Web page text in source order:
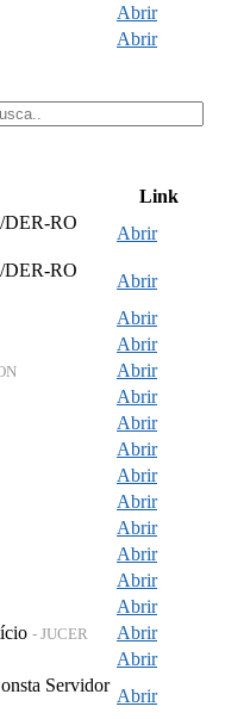
Abrir
Abrir
Link
DER-RO
Abrir
DER-RO
Abrir
Abrir
Abrir
Abrir
Abrir
Abrir
Abrir
Abrir
Abrir
Abrir
Abrir
Abrir
Abrir
- JUCER
Abrir
Abrir
Servidor
Abrir